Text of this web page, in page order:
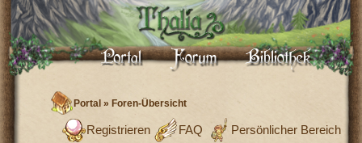
Portal »Foren-Übersicht
Persönlicher Bereich
FAQ
Registrieren